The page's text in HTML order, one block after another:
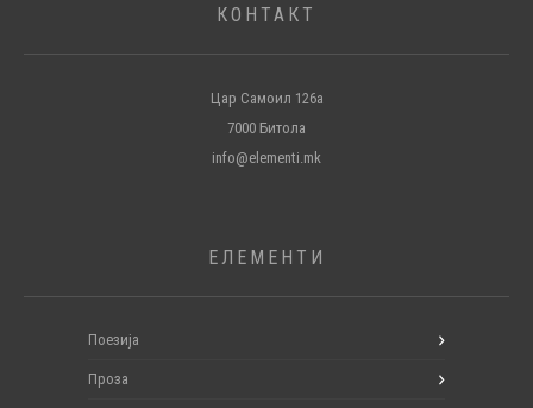
КОНТАКТ
Цар Самоил 126а
7000 Битола
info@elementi.mk
ЕЛЕМЕНТИ
Поезија
Проза